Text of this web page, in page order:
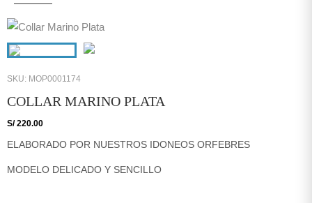
SKU: MOP0001174
COLLAR MARINO PLATA
S/220.00
ELABORADO POR NUESTROS IDONEOS ORFEBRES
MODELO DELICADO Y SENCILLO